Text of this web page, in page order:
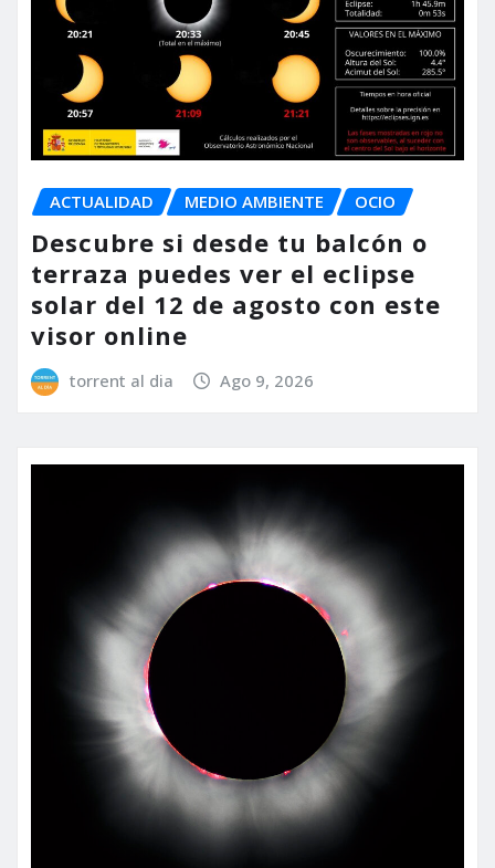
ACTUALIDAD MEDIO AMBIENTE OCIO
Descubre si desde tu balcón o
terraza puedes ver el eclipse
solar del 12 de agosto con este
visor online
torrent al dia Ago 9, 2026